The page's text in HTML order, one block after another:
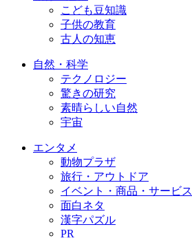
こども豆知識
子供の教育
古人の知恵
自然・科学
テクノロジー
驚きの研究
素晴らしい自然
宇宙
エンタメ
動物プラザ
旅行・アウトドア
イベント・商品・サービス
面白ネタ
漢字パズル
PR